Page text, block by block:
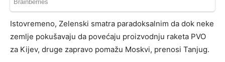
Istovremeno, Zelenski smatra paradoksalnim da dok neke
zemlje pokušavaju da povećaju proizvodnju raketa PVO
za Kijev, druge zapravo pomažu Moskvi, prenosi Tanjug.